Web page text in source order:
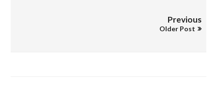
Previous
Older Post